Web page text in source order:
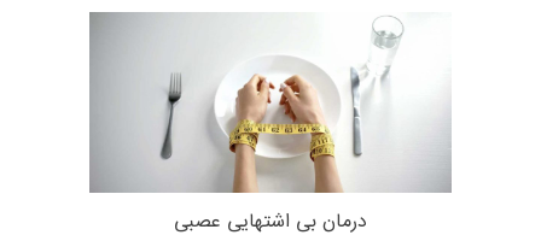
درمان بی اشتهایی عصبی